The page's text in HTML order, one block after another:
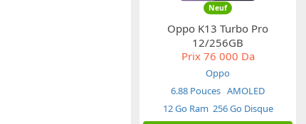
Neuf
Oppo K13 Turbo Pro
12/256GB
Prix76 000 Da
Oppo
6.88 Pouces AMOLED
12 Go Ram 256 Go Disque